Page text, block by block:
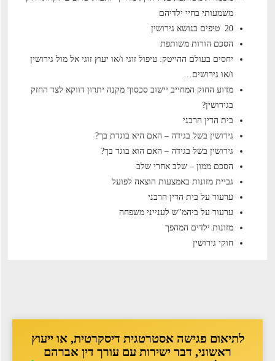
משמעותי בחיי ילדיהם
20 טיפים בנושא גירושין
הסכם הורות משותפת
יחסים בעולם ההייטק: טיפול זוגי ו/או יעוץ זוגי אל מול גירושין
ו/או גירושים…
מדוע החוק המחייב יישוב סכסוך מקנה יתרון דווקא לצד החזק
בגירושין?
בית הדין הרבני
גירושין בשל בגידה – האם היא בוגדת בך?
גירושין בשל בגידה – האם הוא בוגד בך?
הסכם ממון – שלב אחרי שלב
גביית מזונות באמצעות הוצאה לפועל
ערעור על בית הדין הרבני
ערעור על ביהמ"ש לענייני משפחה
מזונות ילדים המהפך
חוקי גירושין
לתיאום פגישה אסטרטגית דיסקרטית, או ייעוץ
ראשוני, דבר ישירות עם עורך דין אברהם